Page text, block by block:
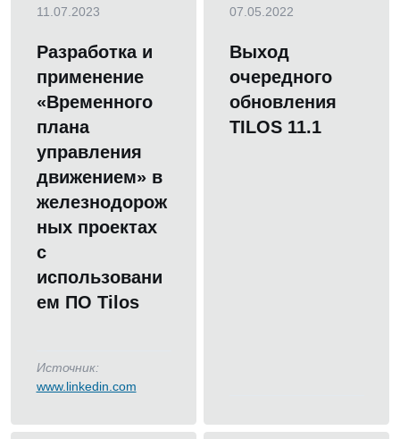
11.07.2023
Разработка и
применение
«Временного
плана
управления
движением» в
железнодорож
ных проектах
с
использовани
ем ПО Tilos
Источник:
www.linkedin.com
07.05.2022
Выход
очередного
обновления
TILOS 11.1